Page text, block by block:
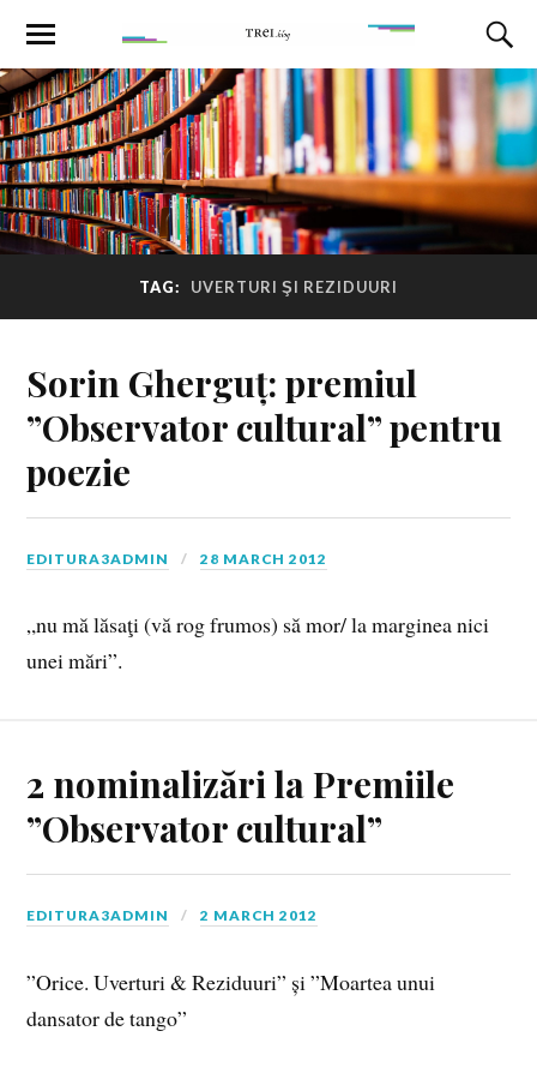
TAG: UVERTURI ŞI REZIDUURI
Sorin Gherguț: premiul
”Observator cultural” pentru
poezie
EDITURA3ADMIN 28 MARCH 2012
„nu mă lăsaţi (vă rog frumos) să mor/ la marginea nici
unei mări”.
2 nominalizări la Premiile
”Observator cultural”
EDITURA3ADMIN 2 MARCH 2012
”Orice. Uverturi & Reziduuri” și ”Moartea unui
dansator de tango”